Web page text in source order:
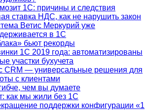
1C: причины и следствия
ставка НДС, как не нарушить закон
Ветис Меркурий уже
в 1С
бьют рекорды
1С 2019 года: автоматизированы
участки бухучета
CRM — универсальные решения для
с клиентами
чем вы думаете
как мы жили без 1С
поддержки конфигурации «1